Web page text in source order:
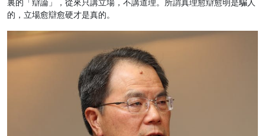
裏的「辯論」，從來只講立場，不講道理。所謂真理愈辯愈明是騙人
的，立場愈辯愈硬才是真的。